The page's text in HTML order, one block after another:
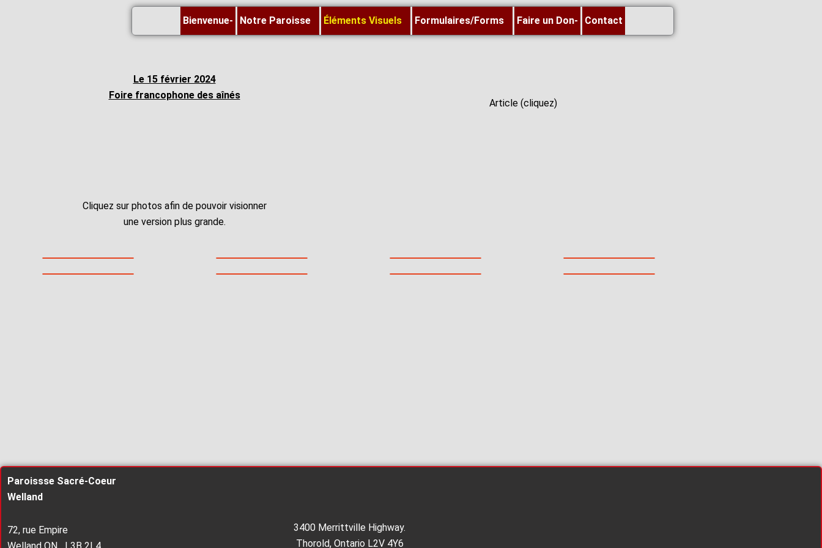
Bienvenue- Notre Paroisse Éléments Visuels Formulaires/Forms Faire un Don- Contact
Le 15 février 2024
Foire francophone des aînés
Cliquez sur photos afin de pouvoir visionner
une version plus grande.
Article (cliquez)
Paroissse Sacré-Coeur
Welland
72, rue Empire
3400 Merrittville Highway.
Thorold, Ontario L2V 4Y6